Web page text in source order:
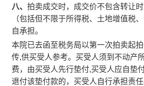
八、 拍卖成交时，成交价不包含转让
（包括但不限于所得税、土地增值税
自承担。
本院已去函至税务局以第一次拍卖起
传,供买受人参考。买受人须到不动产
费，由买受人先行垫付,买受人应自垫
退付该垫付款的，买受人自行承担责任